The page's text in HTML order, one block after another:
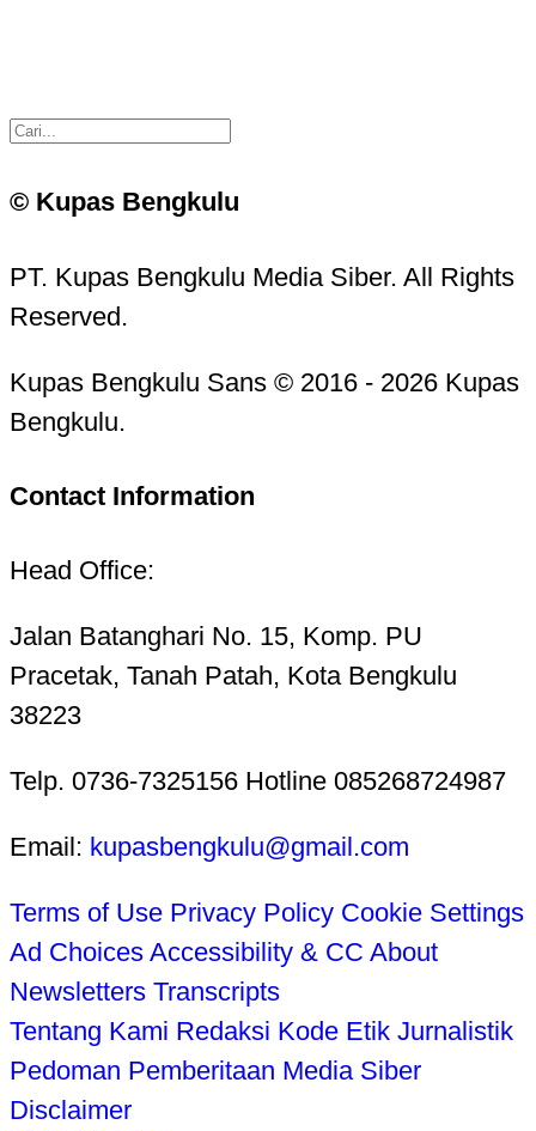
© Kupas Bengkulu
PT. Kupas Bengkulu Media Siber. All Rights
Reserved.
Kupas Bengkulu Sans © 2016 - 2026 Kupas
Bengkulu.
Contact Information
Head Office:
Jalan Batanghari No. 15, Komp. PU
Pracetak, Tanah Patah, Kota Bengkulu
38223
Telp. 0736-7325156 Hotline 085268724987
Email: kupasbengkulu@gmail.com
Terms of Use Privacy Policy Cookie Settings
Ad Choices Accessibility & CC About
Newsletters Transcripts
Tentang Kami Redaksi Kode Etik Jurnalistik
Pedoman Pemberitaan Media Siber
Disclaimer